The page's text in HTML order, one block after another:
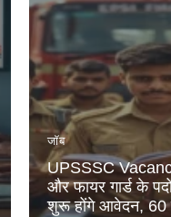
जॉब
UPSSSC
और फायर गार्ड के
शुरू होंगे आवेदन, 60